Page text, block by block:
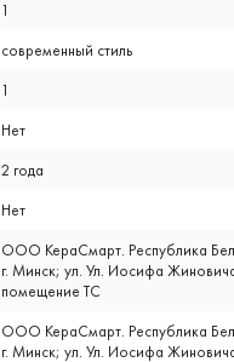
1
современный стиль
1
Нет
2 года
Нет
ООО КераСмарт. Республика
г. Минск; ул. Ул. Иосифа
помещение ТС
ООО КераСмарт. Республика
г. Минск; ул. Ул. Иосифа